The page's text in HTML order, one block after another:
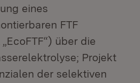
eines
FTF
über die
Projekt
der selektiven